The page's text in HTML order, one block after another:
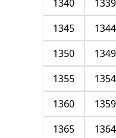
1339
1340
1344
1345
1349
1350
1354
1355
1359
1360
1364
1365